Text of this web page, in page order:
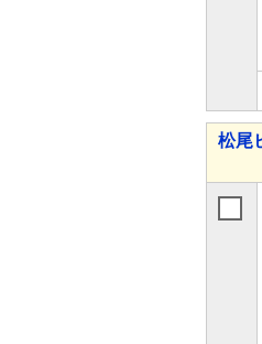
松尾